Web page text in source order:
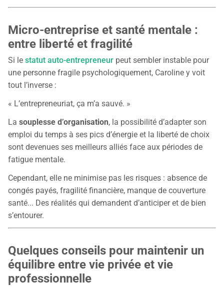
Micro-entreprise et santé mentale :
entre liberté et fragilité
Si le statut auto-entrepreneur peut sembler instable pour
une personne fragile psychologiquement, Caroline y voit
tout l’inverse :
« L’entrepreneuriat, ça m’a sauvé. »
La souplesse d’organisation, la possibilité d’adapter son
emploi du temps à ses pics d’énergie et la liberté de choix
sont devenues ses meilleurs alliés face aux périodes de
fatigue mentale.
Cependant, elle ne minimise pas les risques : absence de
congés payés, fragilité financière, manque de couverture
santé... Des réalités qui demandent d’anticiper et de bien
s’entourer.
Quelques conseils pour maintenir un
équilibre entre vie privée et vie
professionnelle